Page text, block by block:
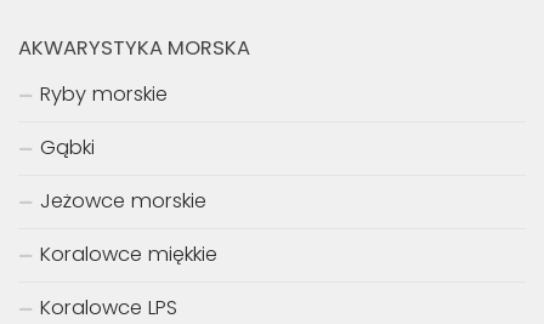
AKWARYSTYKA MORSKA
Ryby morskie
Gąbki
Jeżowce morskie
Koralowce miękkie
Koralowce LPS